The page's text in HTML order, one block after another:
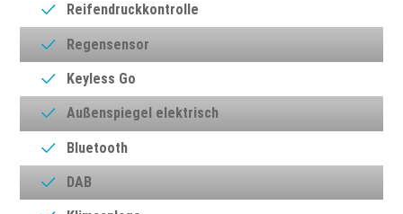
Reifendruckkontrolle
Regensensor
Keyless Go
Außenspiegel elektrisch
Bluetooth
DAB